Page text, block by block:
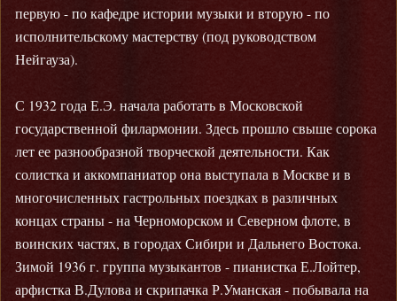
первую - по кафедре истории музыки и вторую - по
исполнительскому мастерству (под руководством
Нейгауза).
С 1932 года Е.Э. начала работать в Московской
государственной филармонии. Здесь прошло свыше сорока
лет ее разнообразной творческой деятельности. Как
солистка и аккомпаниатор она выступала в Москве и в
многочисленных гастрольных поездках в различных
концах страны - на Черноморском и Северном флоте, в
воинских частях, в городах Сибири и Дальнего Востока.
Зимой 1936 г. группа музыкантов - пианистка Е.Лойтер,
арфистка В.Дулова и скрипачка Р.Уманская - побывала на